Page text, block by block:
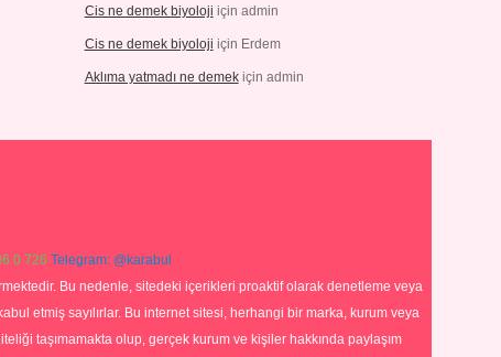
Cis ne demek biyoloji için admin
Cis ne demek biyoloji için Erdem
Aklıma yatmadı ne demekiçin admin
0 726 Telegram: @karabul
Bu nedenle, sitedeki içerikleri proaktif olarak denetleme veya
etmiş sayılırlar. Bu internet sitesi, herhangi bir marka, kurum veya
taşımamakta olup, gerçek kurum ve kişiler hakkında paylaşım